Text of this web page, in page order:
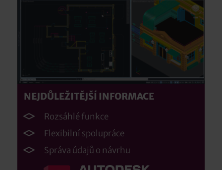
NEJDŮLEŽITĚJŠÍ INFORMACE
Rozsáhlé funkce
Flexibilní spolupráce
Správa údajů o návrhu